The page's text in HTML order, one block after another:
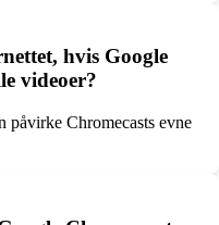
hvis Google
videoer?
påvirke Chromecasts evne